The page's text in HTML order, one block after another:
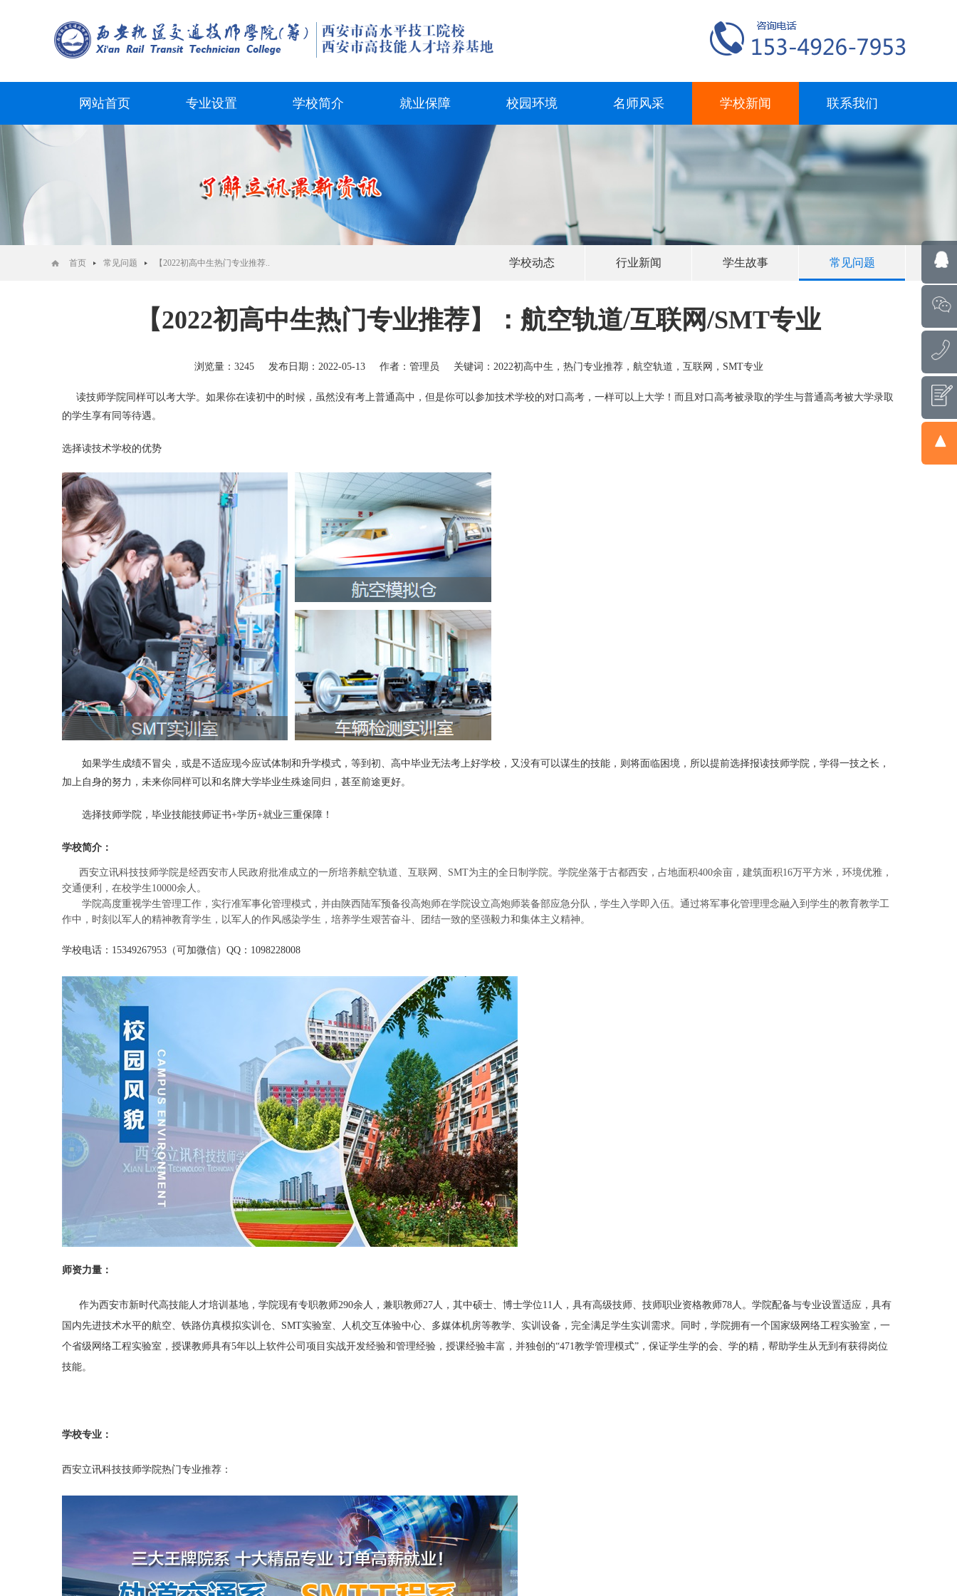
网站首页 专业设置 学校简介 就业保障 校园环境 名师风采 学校新闻 联系我们
首页 常见问题 【2022初高中生热门专业推荐.. 学校动态 行业新闻 学生故事 常见问题
【2022初高中生热门专业推荐】：航空轨道/互联网/SMT专业
浏览量：3245 发布日期：2022-05-13 作者：管理员 关键词：2022初高中生，热门专业推荐，航空轨道，互联网，SMT专业
读技师学院同样可以考大学。如果你在读初中的时候，虽然没有考上普通高中，但是你可以参加技术学校的对口高考，一样可以上大学！而且对口高考被录取的学生与普通高考被大学录取
的学生享有同等待遇。
选择读技术学校的优势
如果学生成绩不冒尖，或是不适应现今应试体制和升学模式，等到初、高中毕业无法考上好学校，又没有可以谋生的技能，则将面临困境，所以提前选择报读技师学院，学得一技之长，
加上自身的努力，未来你同样可以和名牌大学毕业生殊途同归，甚至前途更好。
选择技师学院，毕业技能技师证书+学历+就业三重保障！
学校简介：
西安立讯科技技师学院是经西安市人民政府批准成立的一所培养航空轨道、互联网、SMT为主的全日制学院。学院坐落于古都西安，占地面积400余亩，建筑面积16万平方米，环境优雅，
交通便利，在校学生10000余人。
学院高度重视学生管理工作，实行准军事化管理模式，并由陕西陆军预备役高炮师在学院设立高炮师装备部应急分队，学生入学即入伍。通过将军事化管理理念融入到学生的教育教学工
作中，时刻以军人的精神教育学生，以军人的作风感染学生，培养学生艰苦奋斗、团结一致的坚强毅力和集体主义精神。
学校电话：15349267953（可加微信）QQ：1098228008
师资力量：
作为西安市新时代高技能人才培训基地，学院现有专职教师290余人，兼职教师27人，其中硕士、博士学位11人，具有高级技师、技师职业资格教师78人。学院配备与专业设置适应，具有
国内先进技术水平的航空、铁路仿真模拟实训仓、SMT实验室、人机交互体验中心、多媒体机房等教学、实训设备，完全满足学生实训需求。同时，学院拥有一个国家级网络工程实验室，一
个省级网络工程实验室，授课教师具有5年以上软件公司项目实战开发经验和管理经验，授课经验丰富，并独创的“471教学管理模式”，保证学生学的会、学的精，帮助学生从无到有获得岗位
技能。
学校专业：
西安立讯科技技师学院热门专业推荐：